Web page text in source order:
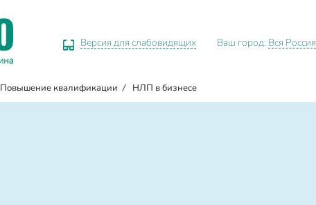
Версия для слабовидящих Ваш город: Вся Россия
Повышение квалификации / НЛП в бизнесе